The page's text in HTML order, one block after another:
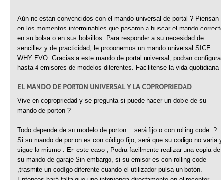
Aún no estan convencidos con el mando universal de portal ? Piensan
en los momentos interminables que pasaron a buscar el mando
en su bolsa o en sus bolsillos. Para responder a su necesidad de
sencillez y de practicidad, le proponemos un mando universal SICE
WHY EVO. Gracias a este mando de portal universal, podran
hasta 4 emisores de modelos diferentes. Facilitense la vida quotidiana
EL MANDO DE PORTON UNIVERSAL Y LA COPROPRIEDAD
Vive en copropriedad y se pregunta si puede hacer un doble de su
mando de porton ?
Todo depende de su modelo de porton : será fijo o con rolling code ?
Si su mando de porton es con código fijo, será que su codigo no varia
sigue lo mismo . En este caso , Podra facilmente realizar una copia de
su mando de garaje Sin embargo, si su emisor es con rolling code
,trasmite un codígo diferente cuando el utilizador pulsa un botón.